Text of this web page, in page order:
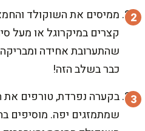
ממיסים את השוקולד
קצרים במיקרוגל או מעל
שהתערובת אחידה
כבר בשלב הזה!
בקערה נפרדת, טורפים את
שמתמזגים יפה. מוסיפים